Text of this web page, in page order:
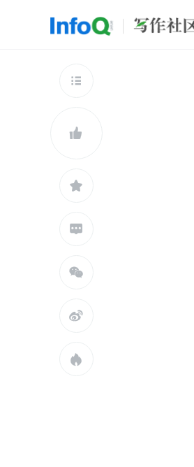
查看更多






